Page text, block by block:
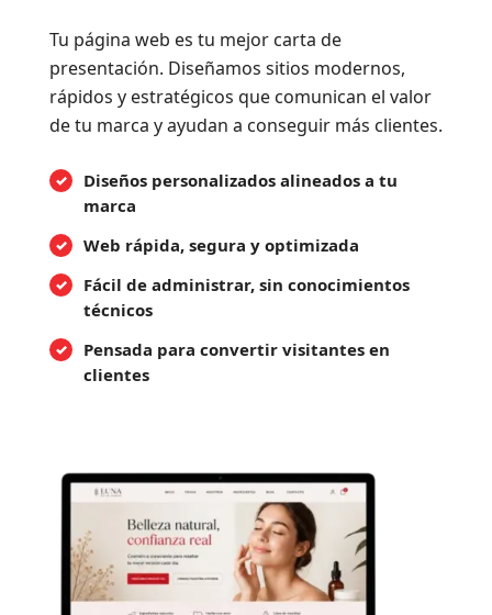
Tu página web es tu mejor carta de
presentación. Diseñamos sitios modernos,
rápidos y estratégicos que comunican el valor
de tu marca y ayudan a conseguir más clientes.
Diseños personalizados alineados a tu
marca
Web rápida, segura y optimizada
Fácil de administrar, sin conocimientos
técnicos
Pensada para convertir visitantes en
clientes